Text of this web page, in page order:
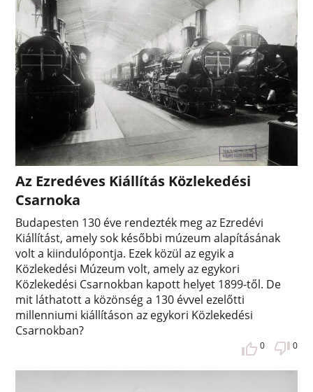
Az Ezredéves Kiállítás Közlekedési
Csarnoka
Budapesten 130 éve rendezték meg az Ezredévi
Kiállítást, amely sok későbbi múzeum alapításának
volt a kiindulópontja. Ezek közül az egyik a
Közlekedési Múzeum volt, amely az egykori
Közlekedési Csarnokban kapott helyet 1899-től. De
mit láthatott a közönség a 130 évvel ezelőtti
millenniumi kiállításon az egykori Közlekedési
Csarnokban?
0 0